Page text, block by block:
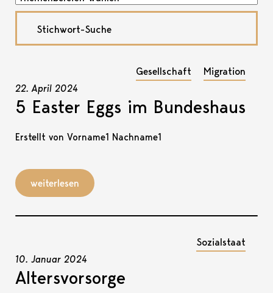
Gesellschaft Migration
22. April 2024
5 Easter Eggs im Bundeshaus
Erstellt von Vorname1 Nachname1
weiterlesen
Sozialstaat
10. Januar 2024
Altersvorsorge